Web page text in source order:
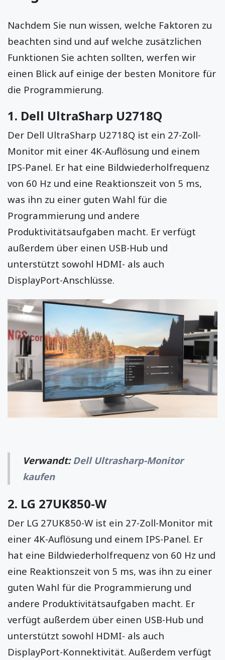
Nachdem Sie nun wissen, welche Faktoren zu
beachten sind und auf welche zusätzlichen
Funktionen Sie achten sollten, werfen wir
einen Blick auf einige der besten Monitore für
die Programmierung.
1. Dell UltraSharp U2718Q
Der Dell UltraSharp U2718Q ist ein 27-Zoll-
Monitor mit einer 4K-Auflösung und einem
IPS-Panel. Er hat eine Bildwiederholfrequenz
von 60 Hz und eine Reaktionszeit von 5 ms,
was ihn zu einer guten Wahl für die
Programmierung und andere
Produktivitätsaufgaben macht. Er verfügt
außerdem über einen USB-Hub und
unterstützt sowohl HDMI- als auch
DisplayPort-Anschlüsse.
Verwandt:Dell Ultrasharp-Monitor
kaufen
2. LG 27UK850-W
Der LG 27UK850-W ist ein 27-Zoll-Monitor mit
einer 4K-Auflösung und einem IPS-Panel. Er
hat eine Bildwiederholfrequenz von 60 Hz und
eine Reaktionszeit von 5 ms, was ihn zu einer
guten Wahl für die Programmierung und
andere Produktivitätsaufgaben macht. Er
verfügt außerdem über einen USB-Hub und
unterstützt sowohl HDMI- als auch
DisplayPort-Konnektivität. Außerdem verfügt